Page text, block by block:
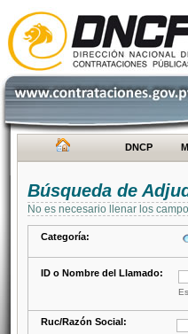
DNCP
Búsqueda de
No es necesario llenar los
Categoría:
ID o Nombre del Llamado:
Ruc/Razón Social: